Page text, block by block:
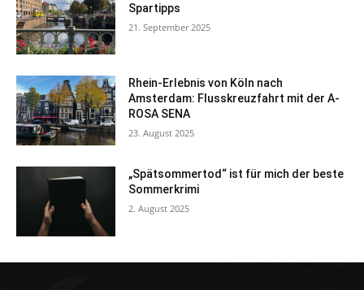
Spartipps
21. September 2025
Rhein-Erlebnis von Köln nach
Amsterdam: Flusskreuzfahrt mit der A-
ROSA SENA
23. August 2025
„Spätsommertod“ ist für mich der beste
Sommerkrimi
2. August 2025